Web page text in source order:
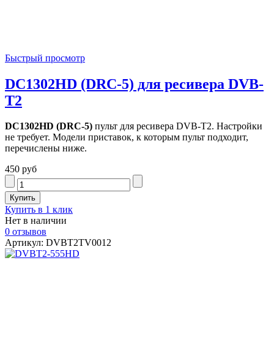
Быстрый просмотр
DC1302HD (DRC-5) для ресивера DVB-
T2
DC1302HD (DRC-5) пульт для ресивера DVB-T2. Настройки
не требует. Модели приставок, к которым пульт подходит,
перечислены ниже.
450 руб
Купить в 1 клик
Нет в наличии
0 отзывов
Артикул: DVBT2TV0012